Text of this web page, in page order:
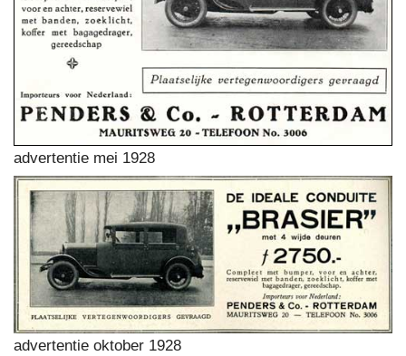
advertentie mei 1928
advertentie oktober 1928